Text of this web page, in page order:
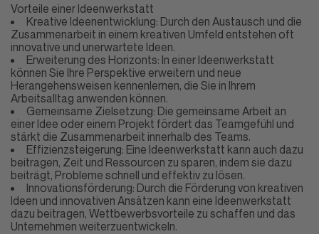
Vorteile einer Ideenwerkstatt
Kreative Ideenentwicklung: Durch den Austausch und die
Zusammenarbeit in einem kreativen Umfeld entstehen oft
innovative und unerwartete Ideen.
Erweiterung des Horizonts: In einer Ideenwerkstatt
können Sie Ihre Perspektive erweitern und neue
Herangehensweisen kennenlernen, die Sie in Ihrem
Arbeitsalltag anwenden können.
Gemeinsame Zielsetzung: Die gemeinsame Arbeit an
einer Idee oder einem Projekt fördert das Teamgefühl und
stärkt die Zusammenarbeit innerhalb des Teams.
Effizienzsteigerung: Eine Ideenwerkstatt kann auch dazu
beitragen, Zeit und Ressourcen zu sparen, indem sie dazu
beiträgt, Probleme schnell und effektiv zu lösen.
Innovationsförderung: Durch die Förderung von kreativen
Ideen und innovativen Ansätzen kann eine Ideenwerkstatt
dazu beitragen, Wettbewerbsvorteile zu schaffen und das
Unternehmen weiterzuentwickeln.